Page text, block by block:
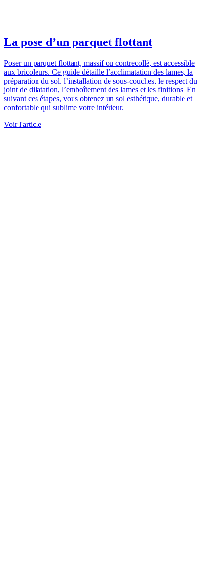
La pose d’un parquet flottant
Poser un parquet flottant, massif ou contrecollé, est accessible
aux bricoleurs. Ce guide détaille l’acclimatation des lames, la
préparation du sol, l’installation de sous-couches, le respect du
joint de dilatation, l’emboîtement des lames et les finitions. En
suivant ces étapes, vous obtenez un sol esthétique, durable et
confortable qui sublime votre intérieur.
Voir l'article